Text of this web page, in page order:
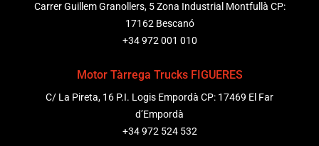
Carrer Guillem Granollers, 5 Zona Industrial Montfullà CP:
17162 Bescanó
+34 972 001 010
Motor Tàrrega Trucks FIGUERES
C/ La Pireta, 16 P.I. Logis Empordà CP: 17469 El Far
d’Empordà
+34 972 524 532